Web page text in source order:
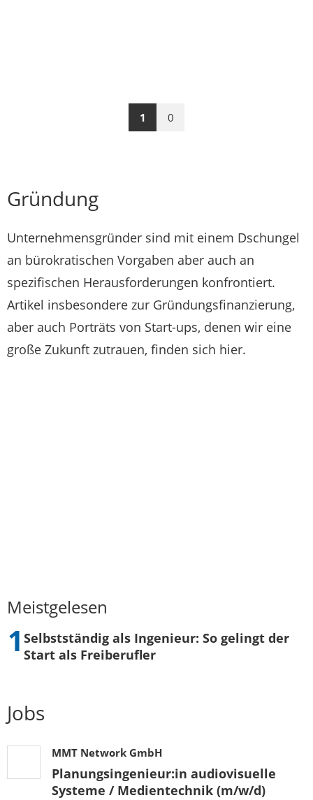
1 0
Gründung
Unternehmensgründer sind mit einem Dschungel
an bürokratischen Vorgaben aber auch an
spezifischen Herausforderungen konfrontiert.
Artikel insbesondere zur Gründungsfinanzierung,
aber auch Porträts von Start-ups, denen wir eine
große Zukunft zutrauen, finden sich hier.
Meistgelesen
Selbstständig als Ingenieur: So gelingt der
Start als Freiberufler
Jobs
MMT Network GmbH
Planungsingenieur:in audiovisuelle
Systeme / Medientechnik (m/w/d)